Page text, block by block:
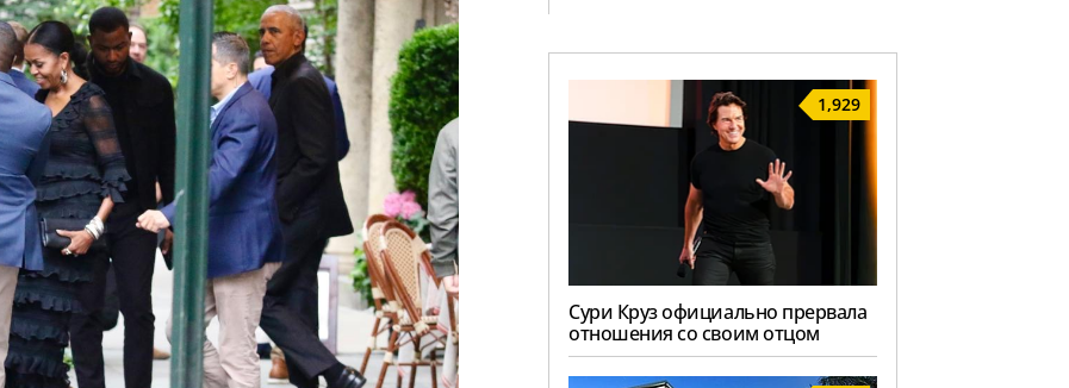
1,929
Сури Круз официально прервала
отношения со своим отцом